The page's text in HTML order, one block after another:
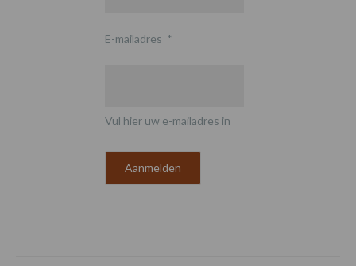
E-mailadres *
Vul hier uw e-mailadres in